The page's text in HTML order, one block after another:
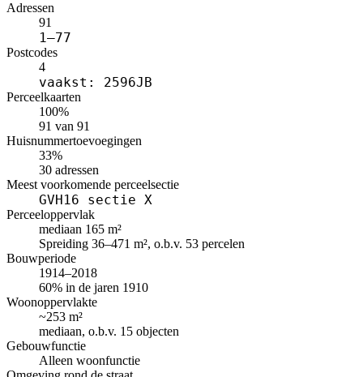
Adressen
91
1–77
Postcodes
4
vaakst: 2596JB
Perceelkaarten
100%
91 van 91
Huisnummertoevoegingen
33%
30 adressen
Meest voorkomende perceelsectie
GVH16 sectie X
Perceeloppervlak
mediaan 165 m²
Spreiding 36–471 m², o.b.v. 53 percelen
Bouwperiode
1914–2018
60% in de jaren 1910
Woonoppervlakte
~253 m²
mediaan, o.b.v. 15 objecten
Gebouwfunctie
Alleen woonfunctie